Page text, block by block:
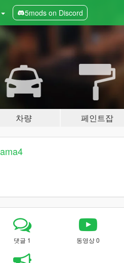
5mods on Discord
차량 페인트잡
댓글 1 동영상 0